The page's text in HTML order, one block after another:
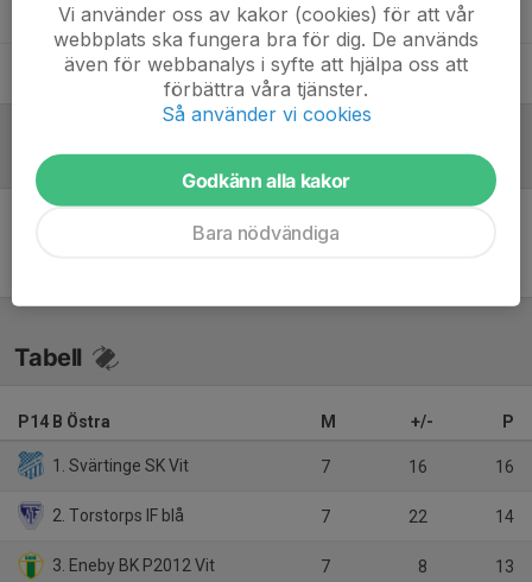
Joar GrundströmLedare
Tobbe RosénHjälptränare
Referat
Inget referat skrivet
Tabell
P14 B Östra M +/- P
1. Svärtinge SK Vit 7 16 16
2. Torstorps IF blå 7 22 14
3. Eneby BK P2012 Vit 7 8 13
Vi använder oss av kakor (cookies) för att vår
webbplats ska fungera bra för dig. De används
även för webbanalys i syfte att hjälpa oss att
förbättra våra tjänster.
Så använder vi cookies
Godkänn alla kakor
Bara nödvändiga